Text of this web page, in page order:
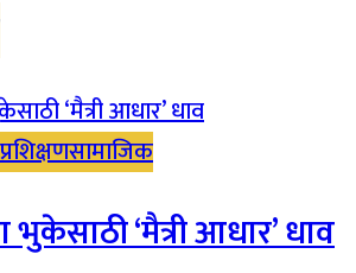
सामाजिक
भुकेसाठी ‘मैत्री आधार’ धाव